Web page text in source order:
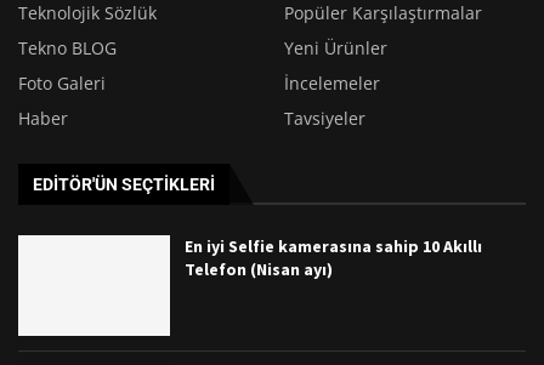
Teknolojik Sözlük
Popüler Karşılaştırmalar
Tekno BLOG
Yeni Ürünler
Foto Galeri
İncelemeler
Haber
Tavsiyeler
EDITÖR'ÜN SEÇTIKLERI
En iyi Selfie kamerasına sahip 10 Akıllı
Telefon (Nisan ayı)